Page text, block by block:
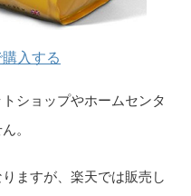
入する
ショップやホームセンタ
。
ますが、楽天では販売し